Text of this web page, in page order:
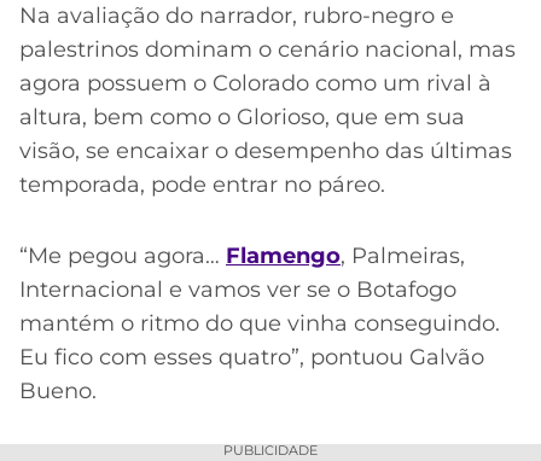
Na avaliação do narrador, rubro-negro e
palestrinos dominam o cenário nacional, mas
agora possuem o Colorado como um rival à
altura, bem como o Glorioso, que em sua
visão, se encaixar o desempenho das últimas
temporada, pode entrar no páreo.
“Me pegou agora… Flamengo, Palmeiras,
Internacional e vamos ver se o Botafogo
mantém o ritmo do que vinha conseguindo.
Eu fico com esses quatro”, pontuou Galvão
Bueno.
PUBLICIDADE